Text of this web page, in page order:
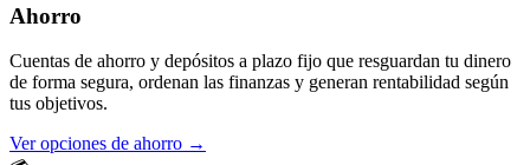
Ahorro
Cuentas de ahorro y depósitos a plazo fijo que resguardan tu dinero
de forma segura, ordenan las finanzas y generan rentabilidad según
tus objetivos.
Ver opciones de ahorro →